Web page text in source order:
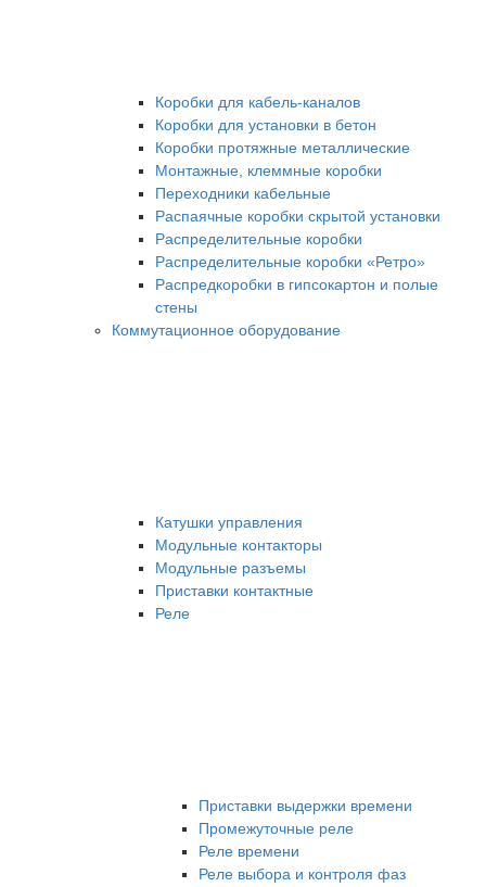
Коробки для кабель-каналов
Коробки для установки в бетон
Коробки протяжные металлические
Монтажные, клеммные коробки
Переходники кабельные
Распаячные коробки скрытой установки
Распределительные коробки
Распределительные коробки «Ретро»
Распредкоробки в гипсокартон и полые
стены
Коммутационное оборудование
Катушки управления
Модульные контакторы
Модульные разъемы
Приставки контактные
Реле
Приставки выдержки времени
Промежуточные реле
Реле времени
Реле выбора и контроля фаз